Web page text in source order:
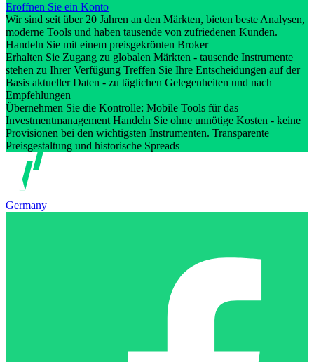
Eröffnen Sie ein Konto
Wir sind seit über 20 Jahren an den Märkten, bieten beste Analysen,
moderne Tools und haben tausende von zufriedenen Kunden.
Handeln Sie mit einem preisgekrönten Broker
Erhalten Sie Zugang zu globalen Märkten - tausende Instrumente
stehen zu Ihrer Verfügung Treffen Sie Ihre Entscheidungen auf der
Basis aktueller Daten - zu täglichen Gelegenheiten und nach
Empfehlungen
Übernehmen Sie die Kontrolle: Mobile Tools für das
Investmentmanagement Handeln Sie ohne unnötige Kosten - keine
Provisionen bei den wichtigsten Instrumenten. Transparente
Preisgestaltung und historische Spreads
Germany